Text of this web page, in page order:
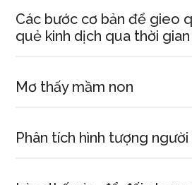
Các bước cơ bản để gieo
quẻ kinh dịch qua thời
Mơ thấy mầm non
Phân tích hình tượng